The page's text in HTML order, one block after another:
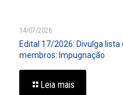
14/07/2026
Edital 17/2026: Divulga
membros: Impugnação
Leia mais